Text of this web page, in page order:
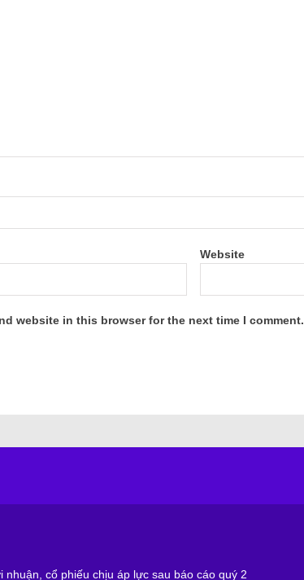
Website
website in this browser for the next time I comment.
nhuận, cổ phiếu chịu áp lực sau báo cáo quý 2